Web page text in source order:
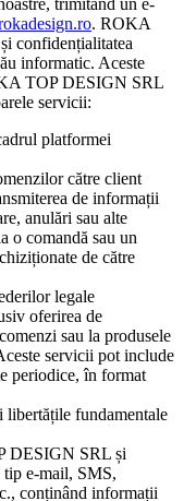
trimitând un e-
. ROKA
confidențialitatea
informatic. Aceste
TOP DESIGN SRL
servicii:
platformei
către client
de informații
anulări sau alte
o comandă sau un
de către
legale
oferirea de
sau la produsele
servicii pot include
periodice, în format
libertățile fundamentale
DESIGN SRL și
tip e-mail, SMS,
conținând informații